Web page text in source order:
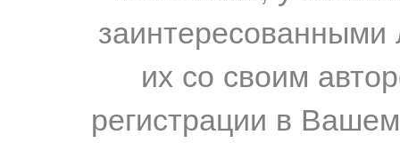
их со своим
регистрации в